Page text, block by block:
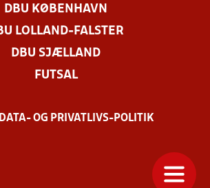
DBU KØBENHAVN
LOLLAND-FALSTER
DBU SJÆLLAND
FUTSAL
OG PRIVATLIVS-POLITIK